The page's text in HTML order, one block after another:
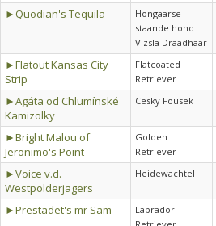
►Quodian's Tequila
Hongaarse
staande hond
Vizsla Draadhaar
►Flatout Kansas City
Strip
Flatcoated
Retriever
►Agáta od Chlumínské
Kamizolky
Cesky Fousek
►Bright Malou of
Jeronimo's Point
Golden
Retriever
►Voice v.d.
Westpolderjagers
Heidewachtel
►Prestadet's mr Sam
Labrador